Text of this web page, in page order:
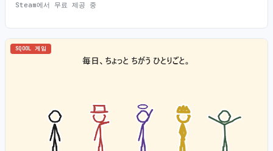
Steam에서 무료 제공 중
SQOOL 게임